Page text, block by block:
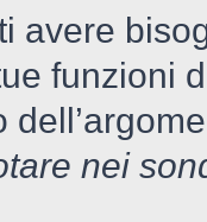
avere
funzioni
nei